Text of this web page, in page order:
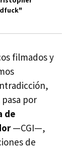
filmados y
por
de
—CGI—,
de